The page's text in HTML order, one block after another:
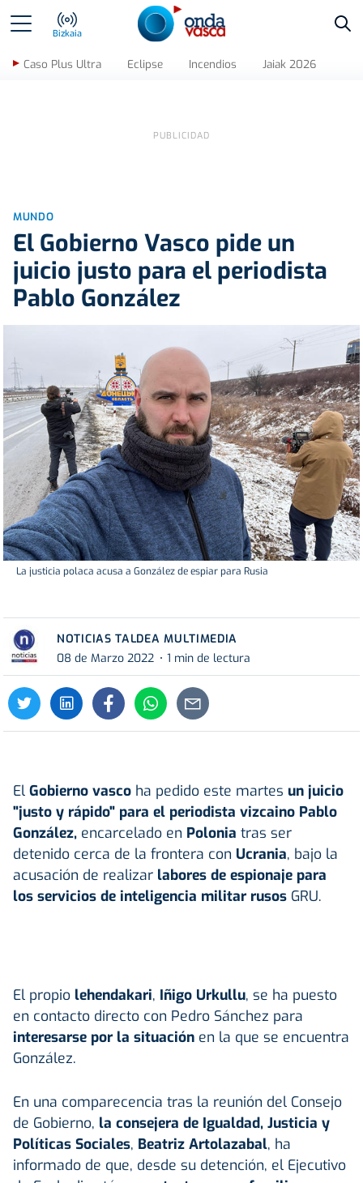
Bizkaia
Caso Plus Ultra Eclipse Incendios Jaiak 2026
MUNDO
El Gobierno Vasco pide un
juicio justo para el periodista
Pablo González
La justicia polaca acusa a González de espiar para Rusia
NOTICIAS TALDEA MULTIMEDIA
08 de Marzo 2022
1 min de lectura
El Gobierno vasco ha pedido este martes un juicio
"justo y rápido" para el periodista vizcaino Pablo
González, encarcelado en Polonia tras ser
detenido cerca de la frontera con Ucrania, bajo la
acusación de realizar labores de espionaje para
los servicios de inteligencia militar rusos GRU.
El propio lehendakari, Iñigo Urkullu, se ha puesto
en contacto directo con Pedro Sánchez para
interesarse por la situación en la que se encuentra
González.
En una comparecencia tras la reunión del Consejo
de Gobierno, la consejera de Igualdad, Justicia y
Políticas Sociales, Beatriz Artolazabal, ha
informado de que, desde su detención, el Ejecutivo